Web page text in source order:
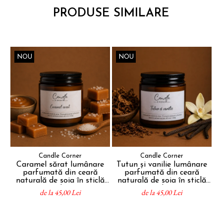
PRODUSE SIMILARE
NOU
Candle Corner
Caramel sărat lumânare
parfumată din ceară
naturală de soia în sticlă
ambră
de la 45,00 Lei
NOU
Candle Corner
Tutun și vanilie lumânare
parfumată din ceară
naturală de soia în sticlă
ambră
de la 45,00 Lei